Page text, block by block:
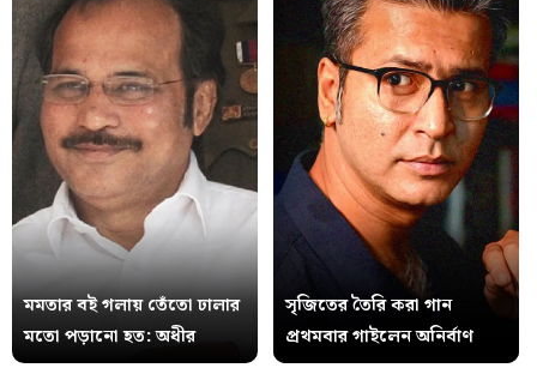
মমতার বই গলায় তেঁতো ঢালার
মতো পড়ানো হত: অধীর
সৃজিতের তৈরি করা গান
প্রথমবার গাইলেন অনির্বাণ